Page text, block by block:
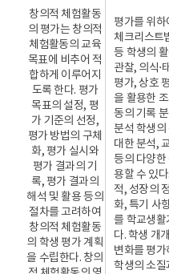
관점을
명료화
평가
기준의
선정
:
평가
관점에
따라
평가
기준
(참여도,
협력도,
열성도
등
을
선정)
창의적 체험활동
의 평가는 창의적
체험활동의 교육
목표에 비추어 적
합하게 이루어지
도록 한다. 평가
목표의 설정, 평
가 기준의 선정,
평가 방법의 구체
화, 평가 실시와
평가 결과의 기
록, 평가 결과의
해석 및 활용 등의
절차를 고려하여
창의적 체험활동
의 학생 평가 계획
을 수립한다. 창의
평가를 위하
체크리스트
등 학생의
관찰, 의식⋅
평가, 상호
을 활용한
동의 기록
분석 학생의
대한 분석,
등의 다양한
용할 수 있
적, 성장의
화, 특기 사
를 학교생
다. 학생 개
변화를 평
학생의 소질